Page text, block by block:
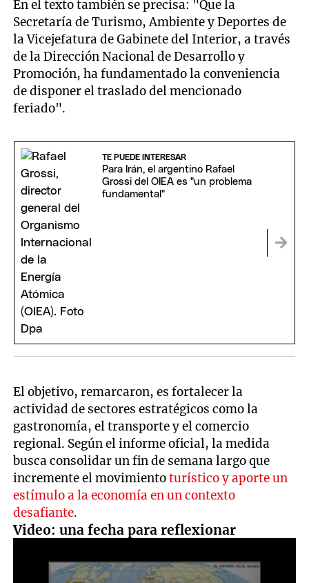
En el texto también se precisa: "Que la
Secretaría de Turismo, Ambiente y Deportes de
la Vicejefatura de Gabinete del Interior, a través
de la Dirección Nacional de Desarrollo y
Promoción, ha fundamentado la conveniencia
de disponer el traslado del mencionado
feriado".
TE PUEDE INTERESAR
Para Irán, el argentino Rafael
Grossi del OIEA es "un problema
fundamental"
El objetivo, remarcaron, es fortalecer la
actividad de sectores estratégicos como la
gastronomía, el transporte y el comercio
regional. Según el informe oficial, la medida
busca consolidar un fin de semana largo que
incremente el movimientoturístico y aporte un
estímulo a la economía en un contexto
desafiante.
Video: una fecha para reflexionar